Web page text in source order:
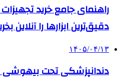
راهنمای جامع خرید
دقیق‌ترین ابزارها را آنلاین
۱۴۰۵/۰۴/۱۳
دندانپزشکی تحت بیهوشی